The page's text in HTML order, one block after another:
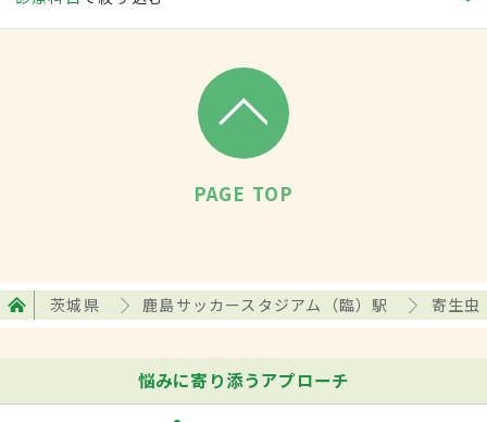
PAGE TOP
茨城県 鹿島サッカースタジアム（臨）駅 寄生虫
悩みに寄り添うアプローチ